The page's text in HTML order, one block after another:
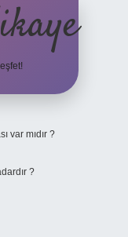
var mıdır ?
?